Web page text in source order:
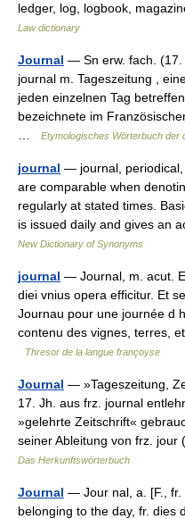
ledger, log, logbook,
Law dictionary
Journal — Sn erw. fach. (17.
journal m. Tageszeitung ,
jeden einzelnen Tag
bezeichnete im
Etymologisches Wörterbuch der
journal — journal, periodical,
are comparable when
regularly at stated times.
is issued daily and gives an
New Dictionary of Synonyms
journal — Journal, m. acut.
diei vnius opera efficitur. Et
Journau pour une journée d
contenu des vignes, terres,
Thresor de la langue françoyse
Journal — »Tageszeitung,
17. Jh. aus frz. journal
»gelehrte Zeitschrift«
seiner Ableitung von frz.
Das Herkunftswörterbuch
Journal — Jour nal, a. [F., fr.
belonging to the day, fr. dies